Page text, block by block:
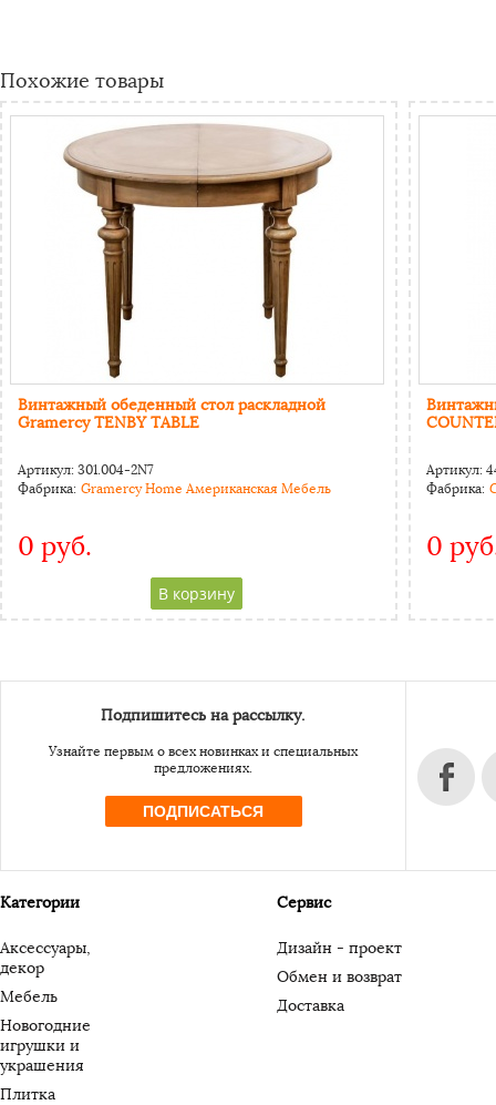
Похожие товары
Винтажный обеденный стол раскладной
Gramercy TENBY TABLE
Артикул: 301.004-2N7
Фабрика: Gramercy Home Американская Мебель
0 руб.
Артикул:
Фабрика:
0
Подпишитесь на рассылку.
Узнайте первым о всех новинках и специальных
предложениях.
ПОДПИСАТЬСЯ
Категории
Аксессуары,
декор
Мебель
Новогодние
игрушки и
украшения
Плитка
Сервис
Дизайн - проект
Обмен и возврат
Доставка